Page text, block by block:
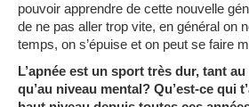
pouvoir apprendre de cette nouvelle
de ne pas aller trop vite, en général on
temps, on s’épuise et on peut se faire
L’apnée est un sport très dur, tant
qu’au niveau mental? Qu’est-ce qui